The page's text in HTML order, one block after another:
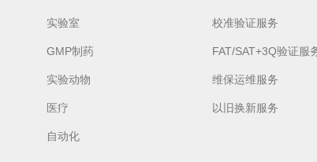
Aurora-F3L极智版
Aurora-F3L经典版
实验室
GMP制药
实验动物
医疗
自动化
校准验证服务
FAT/SAT+3Q验证服
维保运维服务
以旧换新服务